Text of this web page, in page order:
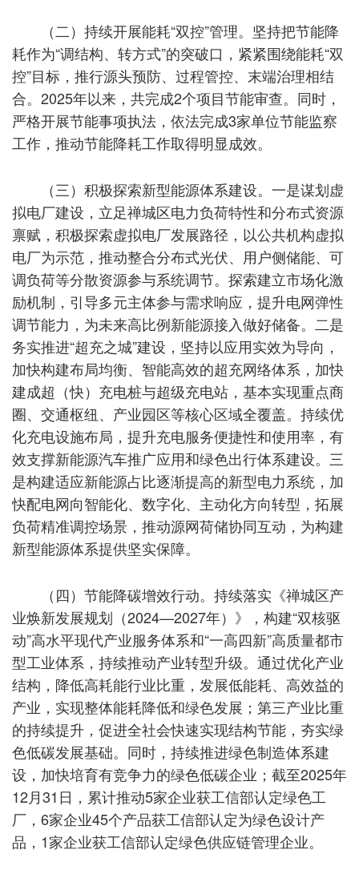
（二）持续开展能耗“双控”管理。坚持把节能降
耗作为“调结构、转方式”的突破口，紧紧围绕能耗“双
控”目标，推行源头预防、过程管控、末端治理相结
合。2025年以来，共完成2个项目节能审查。同时，
严格开展节能事项执法，依法完成3家单位节能监察
工作，推动节能降耗工作取得明显成效。
（三）积极探索新型能源体系建设。一是谋划虚
拟电厂建设，立足禅城区电力负荷特性和分布式资源
禀赋，积极探索虚拟电厂发展路径，以公共机构虚拟
电厂为示范，推动整合分布式光伏、用户侧储能、可
调负荷等分散资源参与系统调节。探索建立市场化激
励机制，引导多元主体参与需求响应，提升电网弹性
调节能力，为未来高比例新能源接入做好储备。二是
务实推进“超充之城”建设，坚持以应用实效为导向，
加快构建布局均衡、智能高效的超充网络体系，加快
建成超（快）充电桩与超级充电站，基本实现重点商
圈、交通枢纽、产业园区等核心区域全覆盖。持续优
化充电设施布局，提升充电服务便捷性和使用率，有
效支撑新能源汽车推广应用和绿色出行体系建设。三
是构建适应新能源占比逐渐提高的新型电力系统，加
快配电网向智能化、数字化、主动化方向转型，拓展
负荷精准调控场景，推动源网荷储协同互动，为构建
新型能源体系提供坚实保障。
（四）节能降碳增效行动。持续落实《禅城区产
业焕新发展规划（2024—2027年）》，构建“双核驱
动”高水平现代产业服务体系和“一高四新”高质量都市
型工业体系，持续推动产业转型升级。通过优化产业
结构，降低高耗能行业比重，发展低能耗、高效益的
产业，实现整体能耗降低和绿色发展；第三产业比重
的持续提升，促进全社会快速实现结构节能，夯实绿
色低碳发展基础。同时，持续推进绿色制造体系建
设，加快培育有竞争力的绿色低碳企业；截至2025年
12月31日，累计推动5家企业获工信部认定绿色工
厂，6家企业45个产品获工信部认定为绿色设计产
品，1家企业获工信部认定绿色供应链管理企业。